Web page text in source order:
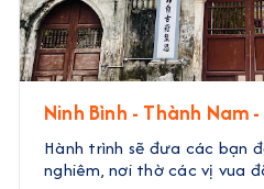
Ninh Bình - Thành Nam
Nhà Trần
Hành trình sẽ đưa các bạn
nghiêm, nơi thờ các vị vua